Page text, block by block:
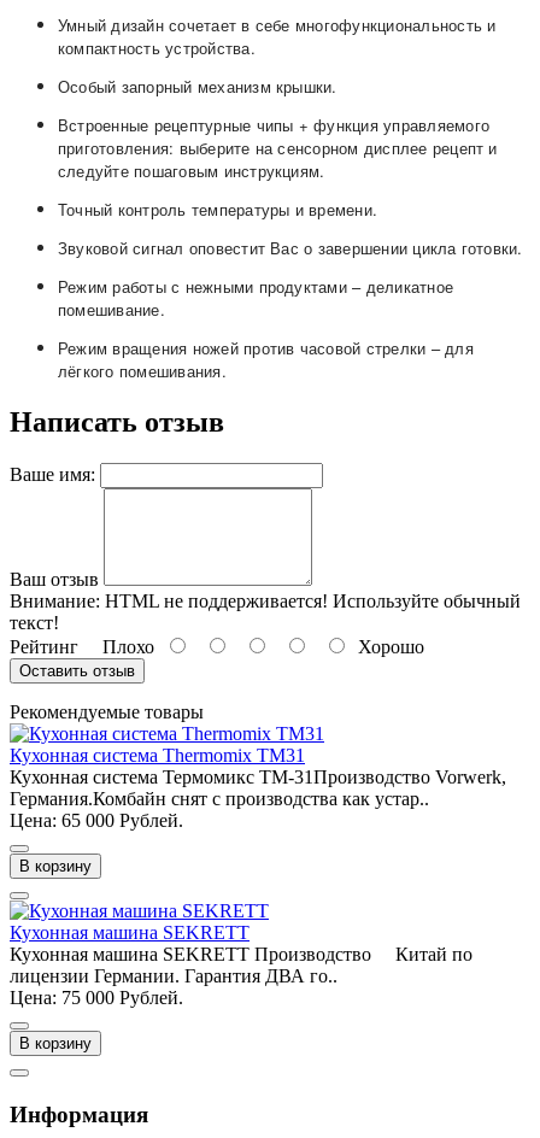
Умный дизайн сочетает в себе многофункциональность и
компактность устройства.
Особый запорный механизм крышки.
Встроенные рецептурные чипы + функция управляемого
приготовления: выберите на сенсорном дисплее рецепт и
следуйте пошаговым инструкциям.
Точный контроль температуры и времени.
Звуковой сигнал оповестит Вас о завершении цикла готовки.
Режим работы с нежными продуктами – деликатное
помешивание.
Режим вращения ножей против часовой стрелки – для
лёгкого помешивания.
Написать отзыв
Ваше имя:
Ваш отзыв
Внимание: HTML не поддерживается! Используйте обычный
текст!
Рейтинг Плохо Хорошо
Оставить отзыв
Рекомендуемые товары
Кухонная система Thermomix TM31
Кухонная система Термомикс ТМ-31Производство Vorwerk,
Германия.Комбайн снят с производства как устар..
Цена: 65 000 Рублей.
В корзину
Кухонная машина SEKRETT
Кухонная машина SEKRETT Производство Китай по
лицензии Германии. Гарантия ДВА го..
Цена: 75 000 Рублей.
В корзину
Информация